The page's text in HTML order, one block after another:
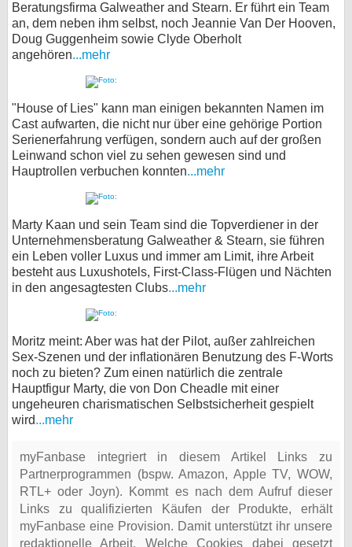
Beratungsfirma Galweather and Stearn. Er führt ein Team
an, dem neben ihm selbst, noch Jeannie Van Der Hooven,
Doug Guggenheim sowie Clyde Oberholt
angehören...mehr
"House of Lies" kann man einigen bekannten Namen im
Cast aufwarten, die nicht nur über eine gehörige Portion
Serienerfahrung verfügen, sondern auch auf der großen
Leinwand schon viel zu sehen gewesen sind und
Hauptrollen verbuchen konnten...mehr
Marty Kaan und sein Team sind die Topverdiener in der
Unternehmensberatung Galweather & Stearn, sie führen
ein Leben voller Luxus und immer am Limit, ihre Arbeit
besteht aus Luxushotels, First-Class-Flügen und Nächten
in den angesagtesten Clubs...mehr
Moritz meint: Aber was hat der Pilot, außer zahlreichen
Sex-Szenen und der inflationären Benutzung des F-Worts
noch zu bieten? Zum einen natürlich die zentrale
Hauptfigur Marty, die von Don Cheadle mit einer
ungeheuren charismatischen Selbstsicherheit gespielt
wird...mehr
myFanbase integriert in diesem Artikel Links zu
Partnerprogrammen (bspw. Amazon, Apple TV, WOW,
RTL+ oder Joyn). Kommt es nach dem Aufruf dieser
Links zu qualifizierten Käufen der Produkte, erhält
myFanbase eine Provision. Damit unterstützt ihr unsere
redaktionelle Arbeit. Welche Cookies dabei gesetzt